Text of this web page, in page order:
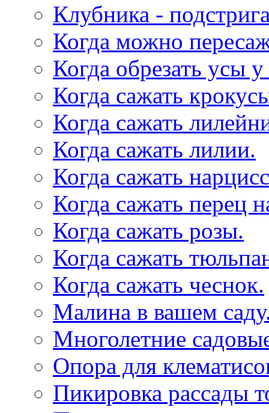
Клубника -
Когда можно
Когда обрезать усы
Когда сажать
Когда сажать
Когда сажать лилии.
Когда сажать
Когда сажать перец
Когда сажать розы.
Когда сажать
Когда сажать чеснок.
Малина в вашем
Многолетние
Опора для
Пикировка рассады